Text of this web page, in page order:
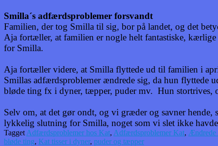
Smilla´s adfærdsproblemer forsvandt
Familien, der tog Smilla til sig, bor på landet, og det
Aja fortæller, at familien er nogle helt fantastiske,
for Smilla.
Aja fortæller videre, at Smilla flyttede ud til familien i
Smillas adfærdsproblemer ændrede sig, da hun flyttede
bløde ting fx i dyner, tæpper, puder mv. Hun stortrives,
Selv om, at det gør ondt, og vi græder og savner hende,
lykkelig slutning for Smilla, noget som vi slet ikke
Tagget Adfærdsproblemer hos Kat, Adfærdsproblemer Kat, Ændrede
bløde ting, Kat tisser i dyner, puder og tæpper